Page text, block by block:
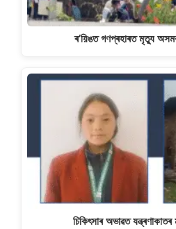
ৰ’য়িঙত গণপ্ৰহাৰত মৃত্যু
চিকিৎসাৰ অভাৱত